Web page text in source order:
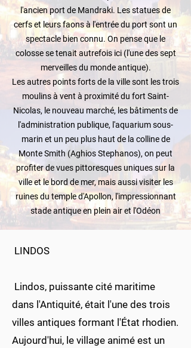
l'ancien port de Mandraki. Les statues de
cerfs et leurs faons à l'entrée du port sont un
spectacle bien connu. On pense que le
colosse se tenait autrefois ici (l'une des sept
merveilles du monde antique).
Les autres points forts de la ville sont les trois
moulins à vent à proximité du fort Saint-
Nicolas, le nouveau marché, les bâtiments de
l'administration publique, l'aquarium sous-
marin et un peu plus haut de la colline de
Monte Smith (Aghios Stephanos), on peut
profiter de vues pittoresques uniques sur la
ville et le bord de mer, mais aussi visiter les
ruines du temple d'Apollon, l'impressionnant
stade antique en plein air et l'Odéon
LINDOS
Lindos, puissante cité maritime
dans l'Antiquité, était l'une des trois
villes antiques formant l'État rhodien.
Aujourd'hui, le village animé est un